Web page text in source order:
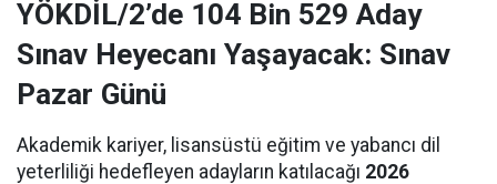
YÖKDİL/2’de 104 Bin 529 Aday
Sınav Heyecanı Yaşayacak: Sınav
Pazar Günü
Akademik kariyer, lisansüstü eğitim ve yabancı dil
yeterliliği hedefleyen adayların katılacağı 2026